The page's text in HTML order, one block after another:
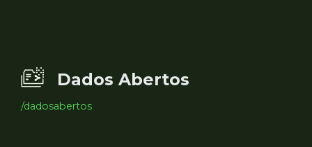
Dados Abertos
/dadosabertos